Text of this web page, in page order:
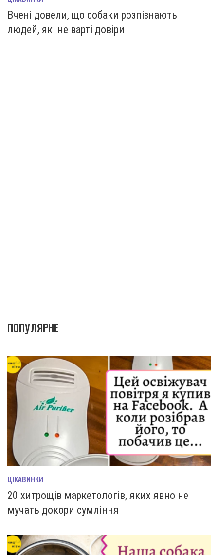
Вчені довели, що собаки розпізнають
людей, які не варті довіри
ПОПУЛЯРНЕ
ЦІКАВИНКИ
20 хитрощів маркетологів, яких явно не
мучать докори сумління